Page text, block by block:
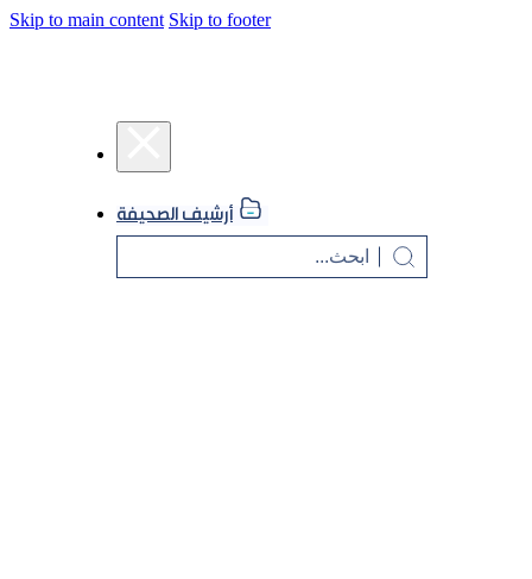
Skip to main content Skip to footer
أرشيف الصحيفة